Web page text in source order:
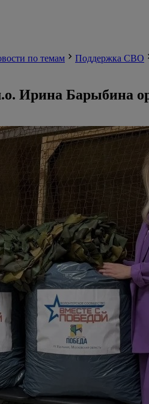
по темам Поддержка СВО
Ирина Барыбина